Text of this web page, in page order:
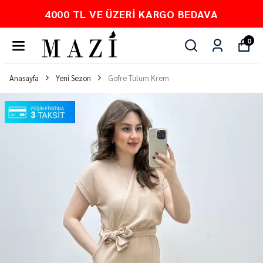
4000 TL VE ÜZERI KARGO BEDAVA
0
Anasayfa Yeni Sezon Gofre Tulum Krem